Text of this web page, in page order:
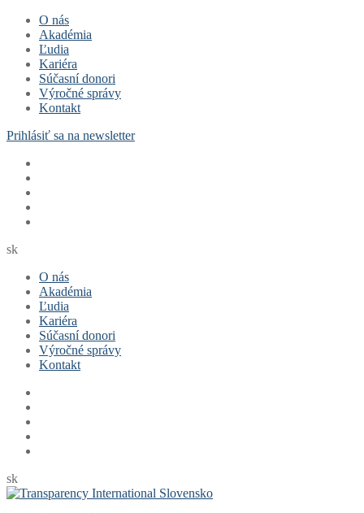
Preskočiť
obsah
Menu
ZavrieťO nás
Akadémia
Ľudia
Kariéra
Súčasní donori
Výročné správy
Kontakt
Prihlásiť sa na newsletter
sk
O nás
Akadémia
Ľudia
Kariéra
Súčasní donori
Výročné správy
Kontakt
sk